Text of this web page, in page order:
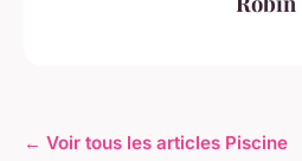
← Voir tous les articles Piscine